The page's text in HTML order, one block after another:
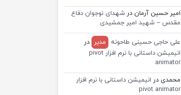
امیر حسین آرمان درشهدای نوجوان دفاع
مقدس – شهید امیر جمشیدی
علی حاجی حسینی طاحونه مدیر
در
انیمیشن داستانی با نرم افزار pivot
animator
محمدی در انیمیشن داستانی با نرم افزار
pivot animator